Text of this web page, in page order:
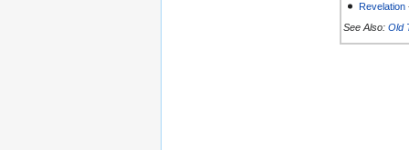
Revelation
See Also: Old